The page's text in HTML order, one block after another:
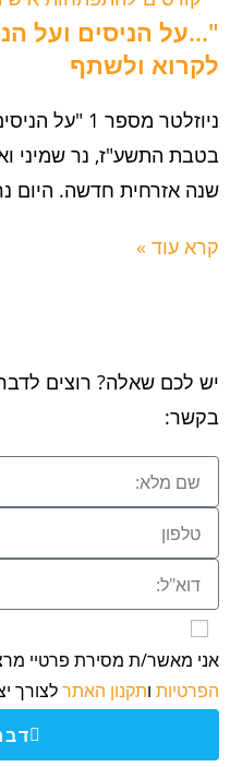
"…על הניסים ועל
לקרוא ולשתף
בטבת התשע"ז, נר שמיני
שנה אזרחית חדשה. היום
קרא עוד »
יש לכם שאלה? רוצים
בקשר:
אני מאשר/ת מסירת פרטיי
הפרטיות ותקנון האתרלצורך